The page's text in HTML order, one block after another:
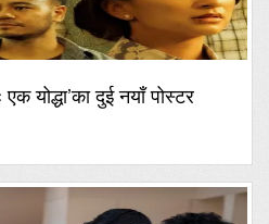
योद्धा’का दुई नयाँ पोस्टर